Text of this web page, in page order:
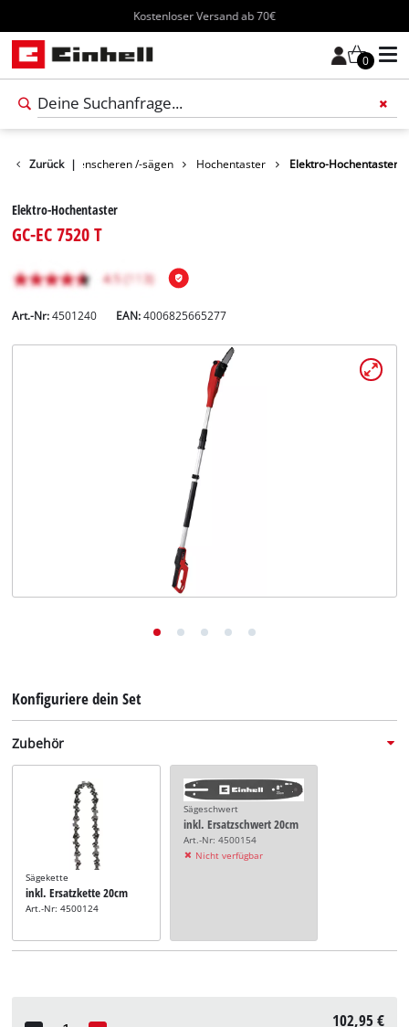
Kostenloser Versand ab 70€
0
Zurück |
Gartenscheren /-sägen Hochentaster Elektro-Hochentaster
Elektro-Hochentaster
GC-EC 7520 T
Art.-Nr: 4501240 EAN:4006825665277
Konfiguriere dein Set
Zubehör
Sägekette
inkl. Ersatzkette 20cm
Art.-Nr: 4500124
Sägeschwert
inkl. Ersatzschwert 20cm
Art.-Nr: 4500154
Nicht verfügbar
102,95 €